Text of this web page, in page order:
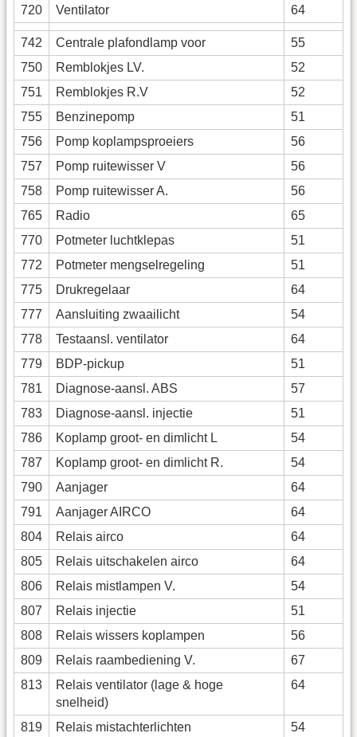
720
Ventilator 64
742 Centrale plafondlamp voor
55
750
Remblokjes LV.
52
751
Remblokjes R.V
52
755
Benzinepomp
51
756
Pomp koplampsproeiers
56
757
Pomp ruitewisser V
56
758
Pomp ruitewisser A.
56
765
Radio
65
770
Potmeter luchtklepas
51
772
Potmeter mengselregeling
51
775
Drukregelaar
64
777
Aansluiting zwaailicht
54
778
Testaansl. ventilator
64
779
BDP-pickup
51
781
Diagnose-aansl. ABS
57
783
Diagnose-aansl. injectie
51
786
Koplamp groot- en dimlicht L
54
787
Koplamp groot- en dimlicht R.
54
790
Aanjager
64
791
Aanjager AIRCO
64
804
Relais airco
64
805
Relais uitschakelen airco
64
806
Relais mistlampen V.
54
807
Relais injectie
51
808
Relais wissers koplampen
56
809
Relais raambediening V.
67
813
Relais ventilator (lage & hoge
snelheid)
64
819 Relais mistachterlichten
54